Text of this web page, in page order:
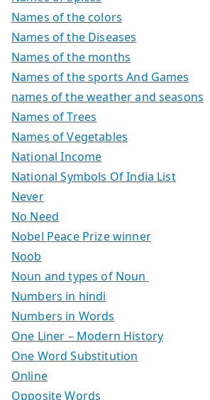
Names of the colors
Names of the Diseases
Names of the months
Names of the sports And Games
names of the weather and seasons
Names of Trees
Names of Vegetables
National Income
National Symbols Of India List
Never
No Need
Nobel Peace Prize winner
Noob
Noun and types of Noun
Numbers in hindi
Numbers in Words
One Liner – Modern History
One Word Substitution
Online
Opposite Words